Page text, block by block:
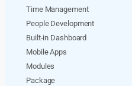
Time Management
People Development
Built-in Dashboard
Mobile Apps
Modules
Package